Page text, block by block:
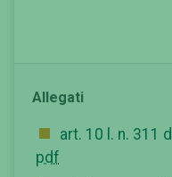
Allegati
art. 10 l. n. 311
pdf